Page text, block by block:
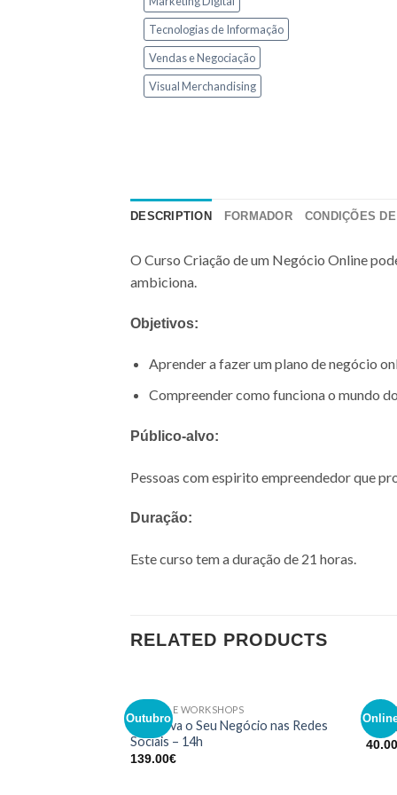
Tecnologias de Informação
Vendas e Negociação
Visual Merchandising
DESCRIPTION FORMADOR CONDIÇÕES
O Curso Criação de um Negócio Online
ambiciona.
Objetivos:
Aprender a fazer um plano de negócio
Compreender como funciona o mundo
Público-alvo:
Pessoas com espirito empreendedor que
Duração:
Este curso tem a duração de 21 horas.
RELATED PRODUCTS
Outubro
Adicionar
aos meus
CURSOS E WORKSHOPS
Promova o Seu Negócio nas Redes
Sociais – 14h
139.00€